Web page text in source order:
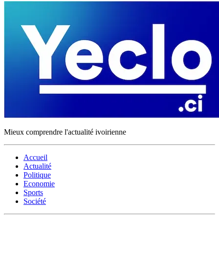
Mieux comprendre l'actualité ivoirienne
Accueil
Actualité
Politique
Economie
Sports
Société